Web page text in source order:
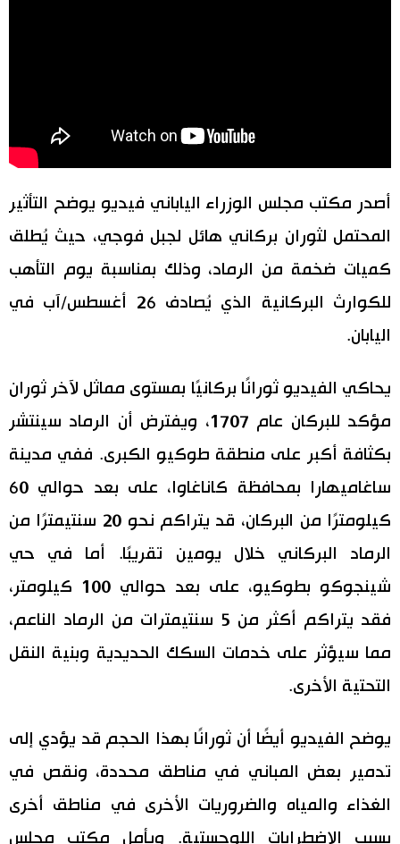
لايف ستايل
طوكيو
إعلان
أصدر مكتب مجلس الوزراء الياباني فيديو يوضح التأثير
المحتمل لثوران بركاني هائل لجبل فوجي، حيث يُطلق
كميات ضخمة من الرماد، وذلك بمناسبة يوم التأهب
للكوارث البركانية الذي يُصادف 26 أغسطس/آب في
اليابان.
يحاكي الفيديو ثورانًا بركانيًا بمستوى مماثل لآخر ثوران
مؤكد للبركان عام 1707، ويفترض أن الرماد سينتشر
بكثافة أكبر على منطقة طوكيو الكبرى. ففي مدينة
ساغاميهارا بمحافظة كاناغاوا، على بعد حوالي 60
كيلومترًا من البركان، قد يتراكم نحو 20 سنتيمترًا من
الرماد البركاني خلال يومين تقريبًا. أما في حي
شينجوكو بطوكيو، على بعد حوالي 100 كيلومتر،
فقد يتراكم أكثر من 5 سنتيمترات من الرماد الناعم،
مما سيؤثر على خدمات السكك الحديدية وبنية النقل
التحتية الأخرى.
يوضح الفيديو أيضًا أن ثورانًا بهذا الحجم قد يؤدي إلى
تدمير بعض المباني في مناطق محددة، ونقص في
الغذاء والمياه والضروريات الأخرى في مناطق أخرى
بسبب الاضطرابات اللوجستية. ويأمل مكتب مجلس